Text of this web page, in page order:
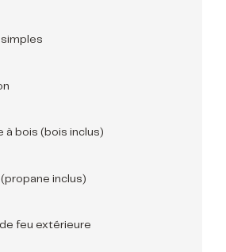
à bois (bois inclus)
inclus)
feu extérieure